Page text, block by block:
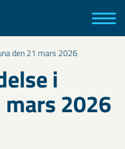
den 21 mars 2026
i
2026